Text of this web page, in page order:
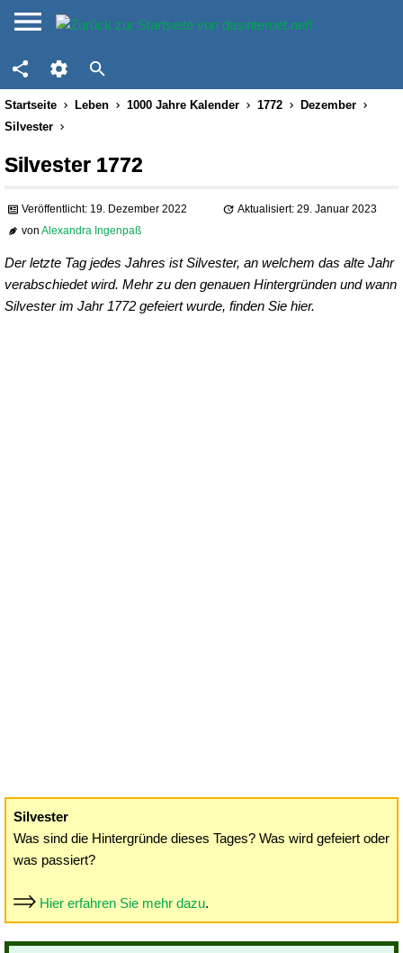
Startseite Leben 1000 Jahre Kalender 1772
Dezember
Silvester
Silvester 1772
Veröffentlicht: 19. Dezember 2022
Aktualisiert: 29. Januar 2023
vonAlexandra Ingenpaß
Der letzte Tag jedes Jahres ist Silvester, an welchem das alte Jahr
verabschiedet wird. Mehr zu den genauen Hintergründen und wann
Silvester im Jahr 1772 gefeiert wurde, finden Sie hier.
Silvester
Was sind die Hintergründe dieses Tages? Was wird gefeiert oder
was passiert?
Hier erfahren Sie mehr dazu.